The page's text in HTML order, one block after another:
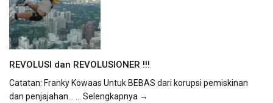
REVOLUSI dan REVOLUSIONER !!!
Catatan: Franky Kowaas Untuk BEBAS dari korupsi pemiskinan
dan penjajahan...
... Selengkapnya →